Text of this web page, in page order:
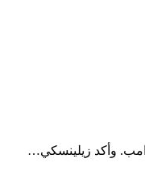
وأكد زيلينسكي…